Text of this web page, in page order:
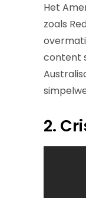
Het
zoals
content
2.